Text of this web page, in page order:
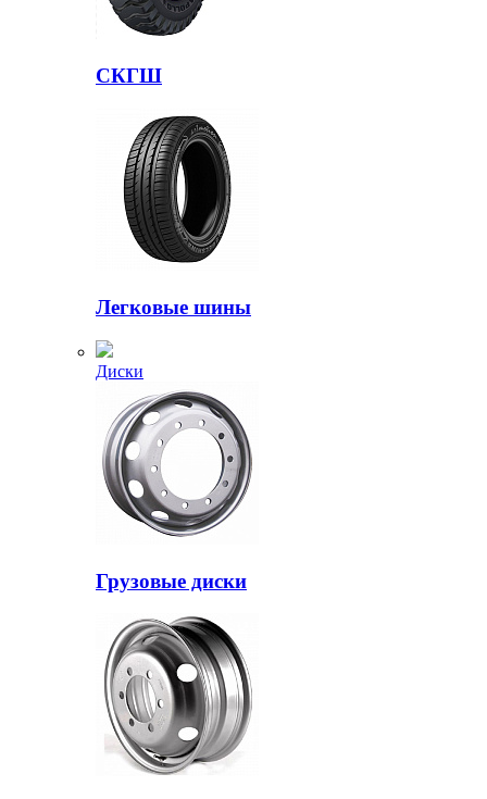
СКГШ
Легковые шины
Диски
Грузовые диски